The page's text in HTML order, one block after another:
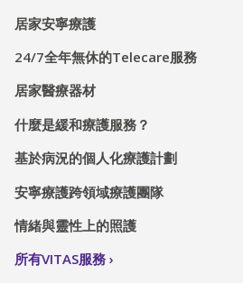
居家安寧療護
24/7全年無休的Telecare服務
居家醫療器材
什麼是緩和療護服務？
基於病況的個人化療護計劃
安寧療護跨領域療護團隊
情緒與靈性上的照護
所有VITAS服務